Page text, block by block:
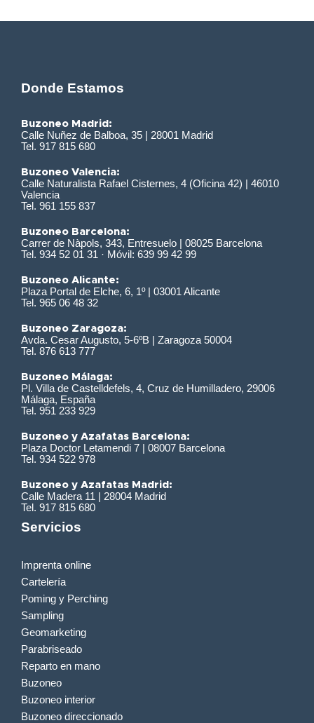
Donde Estamos
Buzoneo Madrid:
Calle Nuñez de Balboa, 35 | 28001 Madrid
Tel. 917 815 680
Buzoneo Valencia:
Calle Naturalista Rafael Cisternes, 4 (Oficina 42) | 46010
Valencia
Tel. 961 155 837
Buzoneo Barcelona:
Carrer de Nàpols, 343, Entresuelo | 08025 Barcelona
Tel. 934 52 01 31 · Móvil: 639 99 42 99
Buzoneo Alicante:
Plaza Portal de Elche, 6, 1º | 03001 Alicante
Tel. 965 06 48 32
Buzoneo Zaragoza:
Avda. Cesar Augusto, 5-6ºB | Zaragoza 50004
Tel. 876 613 777
Buzoneo Málaga:
Pl. Villa de Castelldefels, 4, Cruz de Humilladero, 29006
Málaga, España
Tel. 951 233 929
Buzoneo y Azafatas Barcelona:
Plaza Doctor Letamendi 7 | 08007 Barcelona
Tel. 934 522 978
Buzoneo y Azafatas Madrid:
Calle Madera 11 | 28004 Madrid
Tel. 917 815 680
Servicios
Imprenta online
Cartelería
Poming y Perching
Sampling
Geomarketing
Parabriseado
Reparto en mano
Buzoneo
Buzoneo interior
Buzoneo direccionado